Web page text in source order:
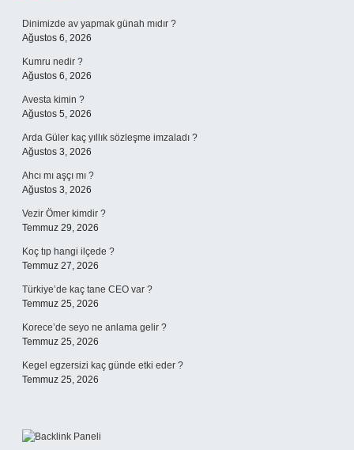
Dinimizde av yapmak günah mıdır ?
Ağustos 6, 2026
Kumru nedir ?
Ağustos 6, 2026
Avesta kimin ?
Ağustos 5, 2026
Arda Güler kaç yıllık sözleşme imzaladı ?
Ağustos 3, 2026
Ahcı mı aşçı mı ?
Ağustos 3, 2026
Vezir Ömer kimdir ?
Temmuz 29, 2026
Koç tıp hangi ilçede ?
Temmuz 27, 2026
Türkiye’de kaç tane CEO var ?
Temmuz 25, 2026
Korece’de seyo ne anlama gelir ?
Temmuz 25, 2026
Kegel egzersizi kaç günde etki eder ?
Temmuz 25, 2026